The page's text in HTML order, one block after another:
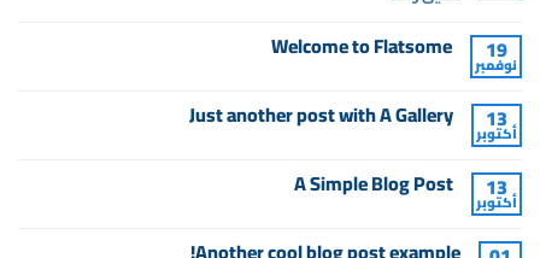
19
نوفمبر
Welcome to Flatsome
تعليقات
على
Welcome 13
أكتوبر
Just another post with A Gallery
تعليقات
على
with
13
أكتوبر
A Simple Blog Post
تعليقات